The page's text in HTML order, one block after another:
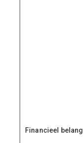
Financieel belang